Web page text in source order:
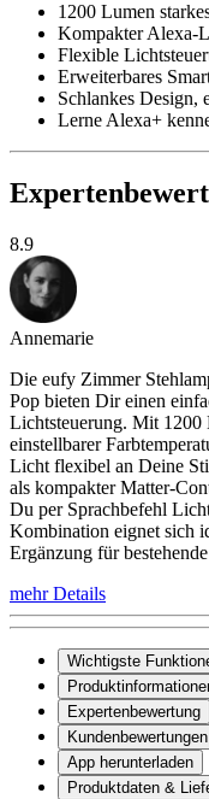
1200 Lumen
Kompakter Alexa-
Flexible
Erweiterbares
Schlankes Design,
Lerne Alexa+
8.9
Annemarie
Die eufy Zimmer
Pop bieten Dir einen
Lichtsteuerung. Mit
einstellbarer
Licht flexibel an Deine
als kompakter Matter-
Du per Sprachbefehl
Kombination eignet sich
Ergänzung für
mehr Details
Wichtigste
Expertenbewertung
Kundenbewertungen
App herunterladen
Produktdaten &